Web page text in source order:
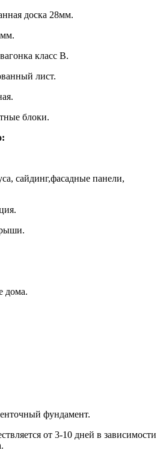
доска 28мм.
класс В.
лист.
блоки.
сайдинг,фасадные панели,
дома.
фундамент.
от 3-10 дней в зависимости